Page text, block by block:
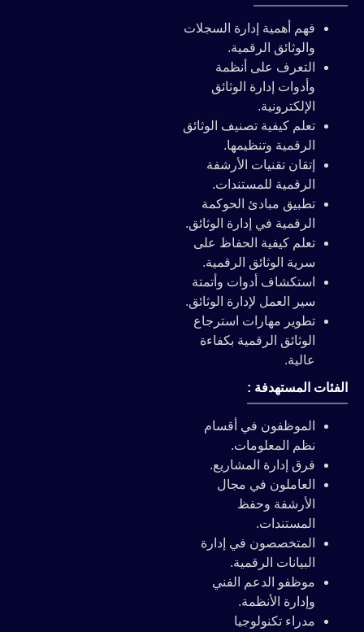
فهم أهمية إدارة السجلات
والوثائق الرقمية.
التعرف على أنظمة
وأدوات إدارة الوثائق
الإلكترونية.
تعلم كيفية تصنيف الوثائق
الرقمية وتنظيمها.
إتقان تقنيات الأرشفة
الرقمية للمستندات.
تطبيق مبادئ الحوكمة
الرقمية في إدارة الوثائق.
تعلم كيفية الحفاظ على
سرية الوثائق الرقمية.
استكشاف أدوات وأتمتة
سير العمل لإدارة الوثائق.
تطوير مهارات استرجاع
الوثائق الرقمية بكفاءة
عالية.
الفئات المستهدفة :
الموظفون في أقسام
نظم المعلومات.
فرق إدارة المشاريع.
العاملون في مجال
الأرشفة وحفظ
المستندات.
المتخصصون في إدارة
البيانات الرقمية.
موظفو الدعم الفني
وإدارة الأنظمة.
مدراء تكنولوجيا